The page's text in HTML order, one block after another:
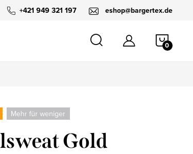
+421 949 321 197 eshop@bargertex.de
Mehr für weniger
Gold